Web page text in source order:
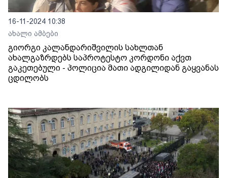
16-11-2024 10:38
ახალი ამბები
გიორგი კალანდარიშვილის სახლთან
ახალგაზრდებს საპროტესტო კორდონი აქვთ
გაკეთებული - პოლიცია მათი ადგილიდან გაყვანას
ცდილობს